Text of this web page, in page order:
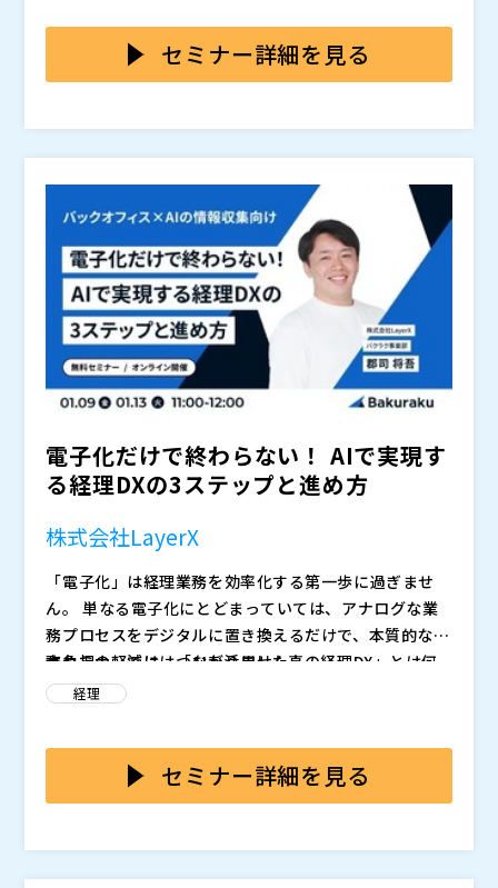
として200社以上の導入を支援後、大企業向け導入チー
ムの立ち上げ、CS部門を管掌。現在は5000名以上の大
ージェントTOKIUM」のマーケティング責任者を務め
メールが届かない方はお手数ですが、（）までご連絡く
株式会社Donuts（）
株式会社TOKIUM（ ）
株式会社ビズリーチ（）
株式会社invox（）
スマートキャンプ株式会社()
株式会社オープンソース活用研究所（
マジセミ株式会社（）
※共催、協賛、協力、講演企業は将来的に追加、削除さ
理担当者のミスを減らす機能があってはじめて、業務そ
のものを最適化することができます。
全体をまるっと効率化する支出管理DXの最新トレンド
を、具体的な事例とともにご紹介します。
します。
・経理DXの3ステップの整理（1電子化 2デジタル化 3AI
変革） ・「電子化」・「デジタル化」で終わらないた
めのチェックポイント ・電子化で止まらず、AIを活用
した業務プロセスの最適化を実現する方法 ・バクラクA
Iを活用した具体的な経理業務のBefore / After
これから業務効率化を考えていきたい方へ、真のDXを
実現するための最新情報をぜひこの機会にご確認くださ
い。
株式会社LayerX バクラク事業部 マーケティング部
2021年よりLayerXにて、バクラクサービスの営業担当
として、500社以上の企業様への業務効率化提案活動に
従事。現在はマーケティング部門にて、皆様の業務効率
メールが届かない方はお手数ですが、（）までご連絡く
ださい。
株式会社LayerX（ ）
スマートキャンプ株式会社（
株式会社オープンソース活用研究所（
マジセミ株式会社（）
※共催、協賛、協力、講演企業は将来的に追加、削除さ
れる可能性があります。
セミナー詳細を見る
電子化だけで終わらない！ AIで実現す
る経理DXの3ステップと進め方
株式会社LayerX
「電子化」は経理業務を効率化する第一歩に過ぎませ
ん。 単なる電子化にとどまっていては、アナログな業
務プロセスをデジタルに置き換えるだけで、本質的な業
務負担の軽減にはつながりません。
本セミナーでは、「AIを活用した真の経理DX」とは何
かを徹底解説します。 AIは単に請求書や領収書の文字
理担当者のミスを減らす機能があってはじめて、業務そ
のものを最適化することができます。
全体をまるっと効率化する支出管理DXの最新トレンド
を、具体的な事例とともにご紹介します。
します。
・経理DXの3ステップの整理（1電子化 2デジタル化 3AI
経理
セミナー詳細を見る